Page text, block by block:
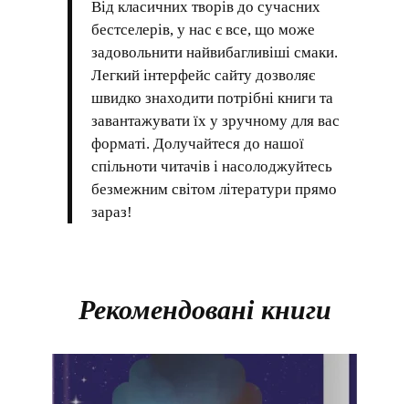
Від класичних творів до сучасних
бестселерів, у нас є все, що може
задовольнити найвибагливіші смаки.
Легкий інтерфейс сайту дозволяє
швидко знаходити потрібні книги та
завантажувати їх у зручному для вас
форматі. Долучайтеся до нашої
спільноти читачів і насолоджуйтесь
безмежним світом літератури прямо
зараз!
Рекомендовані книги